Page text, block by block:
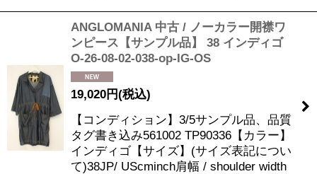
ANGLOMANIA 中古 / ノーカラー開襟ワ
ンピース【サンプル品】 38 インディゴ
O-26-08-02-038-op-IG-OS
19,020円(税込)
【コンディション】3/5サンプル品、品質
タグ書き込み561002 TP90336【カラー】
インディゴ【サイズ】(サイズ表記につい
て)38JP/ UScminch肩幅 / shoulder width